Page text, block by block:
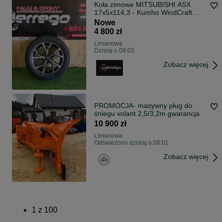
Koła zimowe MITSUBISHI ASX
17x5x114,3 - Kumho WindCraft
WP52+ 215/60/R17 + TPMS
Nowe
4 800 zł
Limanowa
Dzisiaj o 08:03
Zobacz więcej
PROMOCJA- masywny pług do
śniegu volant 2,5/3,2m gwarancja
10 900 zł
Limanowa
Odświeżono dzisiaj o 08:01
Zobacz więcej
1 z 100